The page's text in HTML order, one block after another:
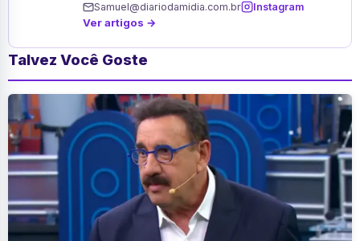
Samuel@diariodamidia.com.br Instagram
Ver artigos →
Talvez Você Goste